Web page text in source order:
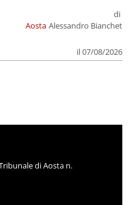
Aosta
di
Alessandro Bianchet
il 07/08/2026
di Aosta n.